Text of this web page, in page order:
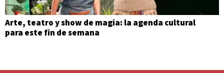
Arte, teatro y show de magia: la agenda cultural
para este fin de semana